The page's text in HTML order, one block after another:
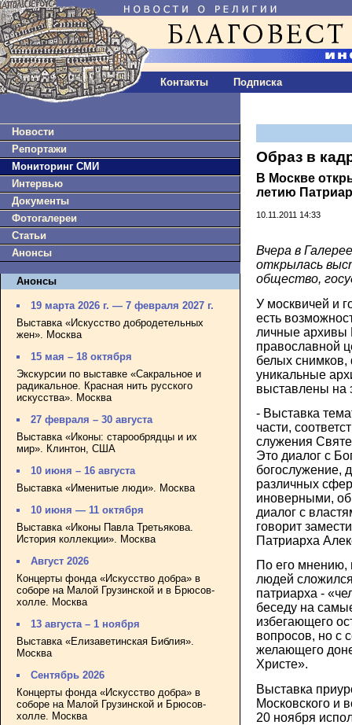
Контакты Подписка
Новости
Репортажи
Мониторинг СМИ
Интервью
Документы
Фотогалереи
Статьи
Анонсы
Анонсы
19 марта 2026 г. — 7 февраля 2027 г.
Выставка «Искусство добродетельных
жен». Москва
15 мая – 18 октября
Экскурсии по выставке «Сакральное и
радикальное. Красная нить русского
искусства». Москва
27 февраля – 30 августа
Выставка «Иконы: старообрядцы и их
мир». Клинтон, США
10 июня – 16 августа
Выставка «Именитые люди». Москва
10 июня — 11 октября
Выставка «Иконы Павла Третьякова.
История коллекции». Москва
Август 2026
Концерты фонда «Искусство добра» в
соборе на Малой Грузинской и в Брюсов-
холле. Москва
13 августа – 1 ноября
Выставка «Елизаветинская Библия».
Москва
Сентябрь 2026
Концерты фонда «Искусство добра» в
соборе на Малой Грузинской и Брюсов-
холле. Москва
Образ в
В Москве
летию
10.11.2011 14:33
Вчера в
открылась
общество,
У москвичей и
есть
личные архивы
православной
белых снимков,
уникальные
выставлены на
- Выставка
части,
служения
Это диалог с
богослужение,
различных
иноверными,
диалог с
говорит
Патриарха
По его мнению,
людей
патриарха -
беседу на
избегающего
вопросов, но с
желающего
Христе».
Выставка
Московского и
20 ноября